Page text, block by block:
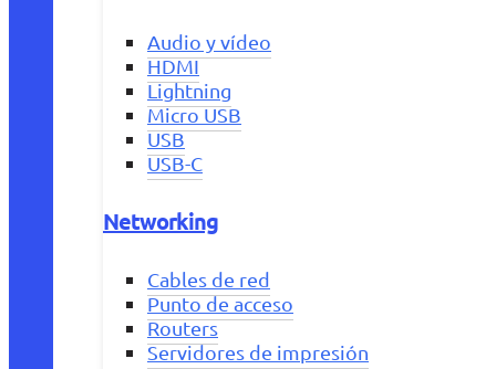
Audio y vídeo
HDMI
Lightning
Micro USB
USB
USB-C
Networking
Cables de red
Punto de acceso
Routers
Servidores de impresión